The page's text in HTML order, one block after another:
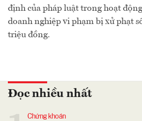
định của pháp luật trong hoạt
doanh nghiệp vi phạm bị xử phạt
triệu đồng.
Đọc nhiều nhất
Chứng khoán